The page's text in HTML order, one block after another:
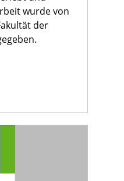
wurde von
der